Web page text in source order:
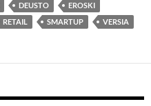
DEUSTO
EROSKI
RETAIL SMARTUP VERSIA